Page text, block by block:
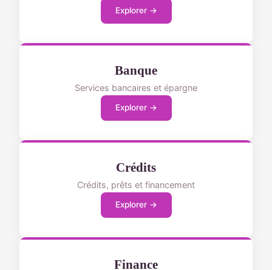
Explorer →
Banque
Services bancaires et épargne
Explorer →
Crédits
Crédits, prêts et financement
Explorer →
Finance